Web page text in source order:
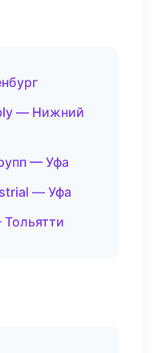
— Нижний
— Уфа
— Уфа